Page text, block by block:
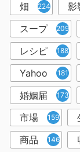
畑 224 影
スープ 209
レシピ 188
Yahoo 181
婚姻届 173
市場 159
商品 146